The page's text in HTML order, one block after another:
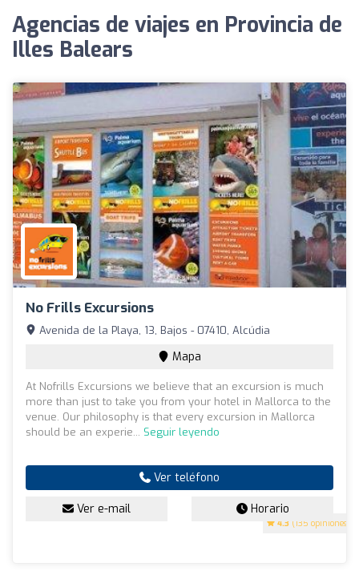
Agencias de viajes en Provincia de
Illes Balears
No Frills Excursions
4.3 (135 opiniones)
Avenida de la Playa, 13, Bajos - 07410, Alcúdia
Mapa
At Nofrills Excursions we believe that an excursion is much
more than just to take you from your hotel in Mallorca to the
venue. Our philosophy is that every excursion in Mallorca
should be an experie... Seguir leyendo
Ver teléfono
Ver e-mail Horario